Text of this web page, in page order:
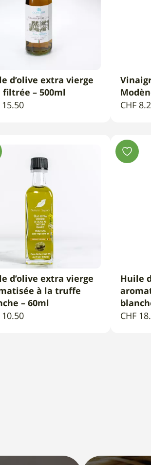
AJOUTER AU PANIER
d’olive extra vierge
filtrée – 500ml
15.50
CHF
AJOUTER AU PANIER
d’olive extra vierge
à la truffe
– 60ml
10.50
Huile
CHF